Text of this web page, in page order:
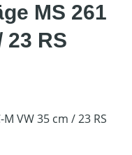
MS 261
23 RS